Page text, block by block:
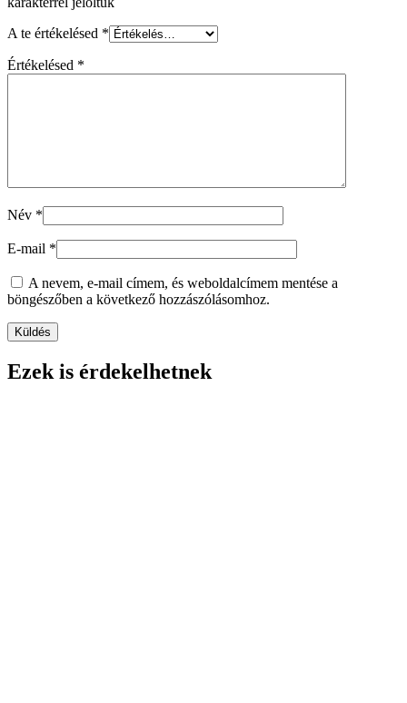
A te értékelésed *
Értékelésed *
Név *
E-mail *
A nevem, e-mail címem, és weboldalcímem mentése a
böngészőben a következő hozzászólásomhoz.
Ezek is érdekelhetnek